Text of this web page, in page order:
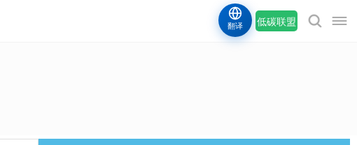
低碳联盟
翻译